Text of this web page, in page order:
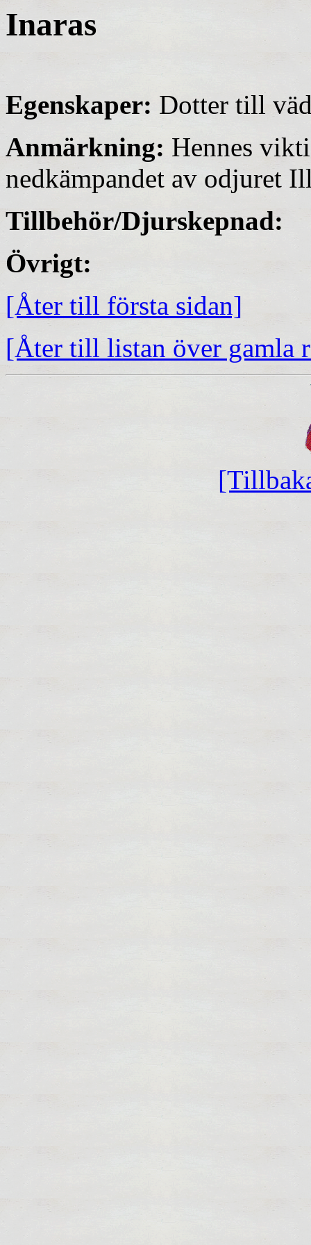
Inaras
Egenskaper: Dotter till
Anmärkning: Hennes
nedkämpandet av odjuret
Tillbehör/Djurskepnad:
Övrigt:
[Åter till första sidan]
[Åter till listan över gamla